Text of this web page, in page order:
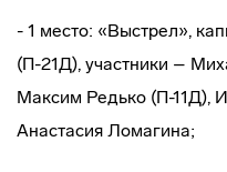
- 1 место: «Выстрел»,
(П-21Д), участники –
Максим Редько (П-11Д),
Анастасия Ломагина;